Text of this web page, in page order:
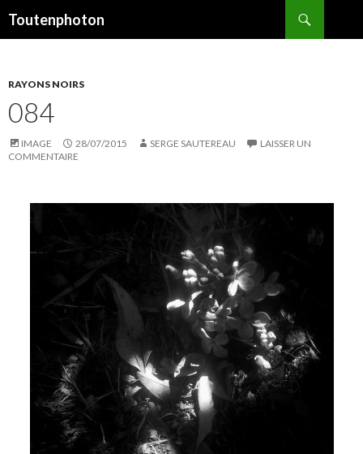
Toutenphoton
RAYONS NOIRS
084
IMAGE 28/07/2015 SERGE SAUTEREAU
LAISSER UN
COMMENTAIRE